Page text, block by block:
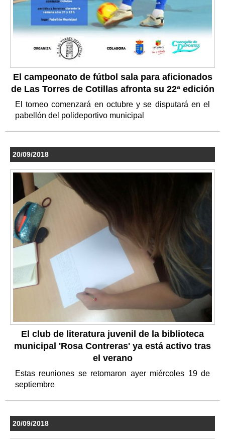
El campeonato de fútbol sala para aficionados
de Las Torres de Cotillas afronta su 22ª edición
El torneo comenzará en octubre y se disputará en el
pabellón del polideportivo municipal
20/09/2018
El club de literatura juvenil de la biblioteca
municipal 'Rosa Contreras' ya está activo tras
el verano
Estas reuniones se retomaron ayer miércoles 19 de
septiembre
20/09/2018